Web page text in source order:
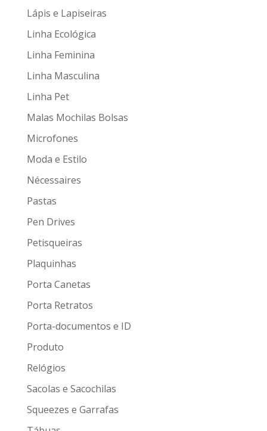
Lápis e Lapiseiras
Linha Ecológica
Linha Feminina
Linha Masculina
Linha Pet
Malas Mochilas Bolsas
Microfones
Moda e Estilo
Nécessaires
Pastas
Pen Drives
Petisqueiras
Plaquinhas
Porta Canetas
Porta Retratos
Porta-documentos e ID
Produto
Relógios
Sacolas e Sacochilas
Squeezes e Garrafas